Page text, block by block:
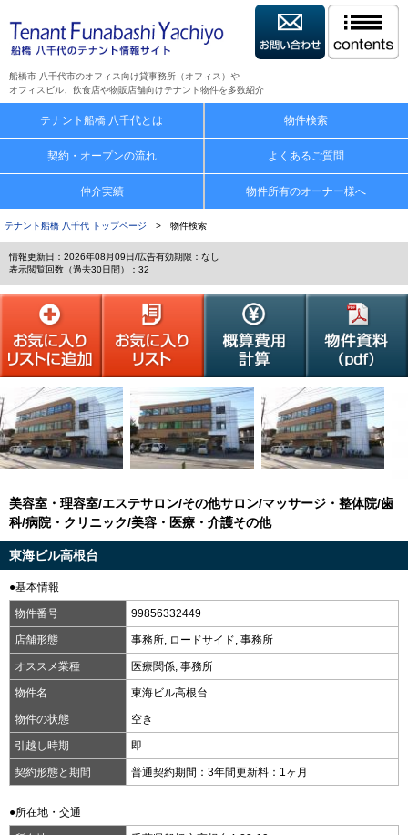
船橋市 八千代市のオフィス向け貸事務所（オフィス）や
オフィスビル、飲食店や物販店舗向けテナント物件を多数紹介
テナント船橋 八千代とは 物件検索
契約・オープンの流れ よくあるご質問
仲介実績 物件所有のオーナー様へ
テナント船橋 八千代 トップページ > 物件検索
情報更新日：2026年08月09日/広告有効期限：なし
表示閲覧回数（過去30日間）：32
美容室・理容室/エステサロン/その他サロン/マッサージ・整体院/歯
科/病院・クリニック/美容・医療・介護その他
東海ビル高根台
●基本情報
物件番号 99856332449
店舗形態 事務所, ロードサイド, 事務所
オススメ業種 医療関係, 事務所
物件名 東海ビル高根台
物件の状態 空き
引越し時期 即
契約形態と期間 普通契約期間：3年間更新料：1ヶ月
●所在地・交通